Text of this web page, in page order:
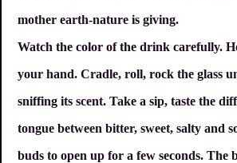
mother earth-nature is giving.
Watch the color of the drink carefully.
your hand. Cradle, roll, rock the glass
sniffing its scent. Take a sip, taste the
tongue between bitter, sweet, salty and
buds to open up for a few seconds. The